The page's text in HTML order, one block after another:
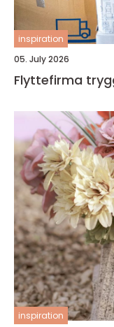
inspiration
05. July 2026
inspiration